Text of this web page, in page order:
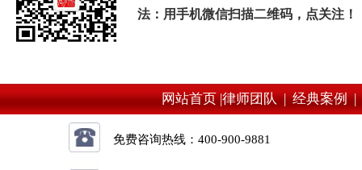
法：用手机微信扫描二维码，点关注！
网站首页 |律师团队 |经典案例
免费咨询热线：400-900-9881